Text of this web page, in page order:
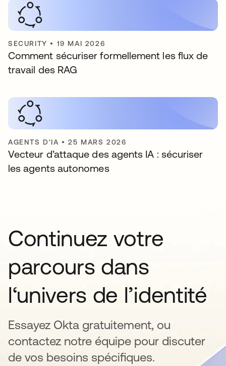
SECURITY • 19 MAI 2026
Comment sécuriser formellement les flux de
travail des RAG
AGENTS D'IA •25 MARS 2026
Vecteur d’attaque des agents IA : sécuriser
les agents autonomes
Continuez votre
parcours dans
l‘univers de l’identité
Essayez Okta gratuitement, ou
contactez notre équipe pour discuter
de vos besoins spécifiques.